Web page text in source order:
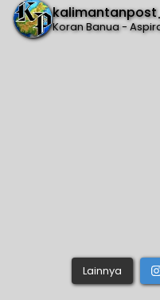
Koran Banua -
Lainnya